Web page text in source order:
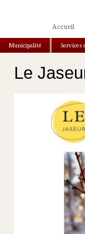
Aller au contenu
Accueil
Municipalité Services
Vous êtes
Le